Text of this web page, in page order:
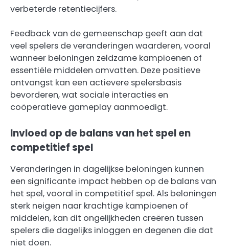
verbeterde retentiecijfers.
Feedback van de gemeenschap geeft aan dat
veel spelers de veranderingen waarderen, vooral
wanneer beloningen zeldzame kampioenen of
essentiële middelen omvatten. Deze positieve
ontvangst kan een actievere spelersbasis
bevorderen, wat sociale interacties en
coöperatieve gameplay aanmoedigt.
Invloed op de balans van het spel en
competitief spel
Veranderingen in dagelijkse beloningen kunnen
een significante impact hebben op de balans van
het spel, vooral in competitief spel. Als beloningen
sterk neigen naar krachtige kampioenen of
middelen, kan dit ongelijkheden creëren tussen
spelers die dagelijks inloggen en degenen die dat
niet doen.